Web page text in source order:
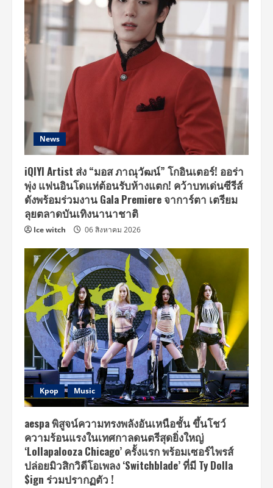
News
iQIYI Artist ส่ง “มอส ภาณุวัฒน์” โกอินเตอร์! ออร่า
พุ่ง แฟนอินโดแห่ต้อนรับห้างแตก! คว้าบทเด่นซีรีส์
ดังพร้อมร่วมงาน Gala Premiere จาการ์ตา เตรียม
ลุยตลาดบันเทิงนานาชาติ
Ice witch 06 สิงหาคม 2026
Kpop Music
aespa พิสูจน์ความทรงพลังอันเหนือชั้น ขึ้นโชว์
ความร้อนแรงในเทศกาลดนตรีสุดยิ่งใหญ่
‘Lollapalooza Chicago’ ครั้งแรก พร้อมเซอร์ไพรส์
ปล่อยมิวสิกวิดีโอเพลง ‘Switchblade’ ที่มี Ty Dolla
$ign ร่วมปรากฏตัว !